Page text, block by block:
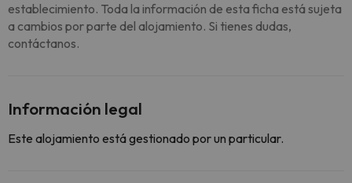
establecimiento. Toda la información de esta ficha está sujeta
a cambios por parte del alojamiento. Si tienes dudas,
contáctanos.
Información legal
Este alojamiento está gestionado por un particular.